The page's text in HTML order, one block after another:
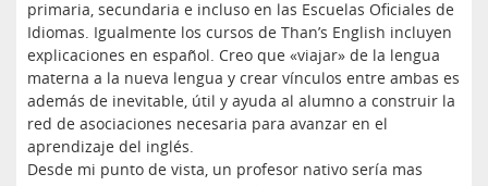
primaria, secundaria e incluso en las Escuelas Oficiales de
Idiomas. Igualmente los cursos de Than’s English incluyen
explicaciones en español. Creo que «viajar» de la lengua
materna a la nueva lengua y crear vínculos entre ambas es
además de inevitable, útil y ayuda al alumno a construir la
red de asociaciones necesaria para avanzar en el
aprendizaje del inglés.
Desde mi punto de vista, un profesor nativo sería mas